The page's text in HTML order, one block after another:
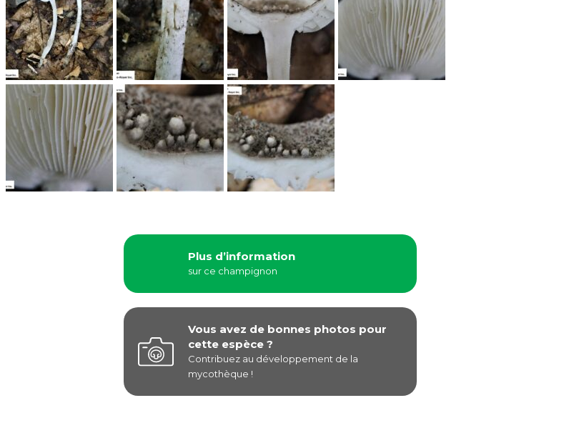
Plus d’information
sur ce champignon
Vous avez de bonnes photos pour
cette espèce ?
Contribuez au développement de la
mycothèque !